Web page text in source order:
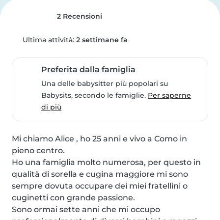
2 Recensioni
Ultima attività: 2 settimane fa
Preferita dalla famiglia
Una delle babysitter più popolari su
Babysits, secondo le famiglie. Per saperne
di più
Mi chiamo Alice , ho 25 anni e vivo a Como in
pieno centro.
Ho una famiglia molto numerosa, per questo in
qualità di sorella e cugina maggiore mi sono
sempre dovuta occupare dei miei fratellini o
cuginetti con grande passione.
Sono ormai sette anni che mi occupo